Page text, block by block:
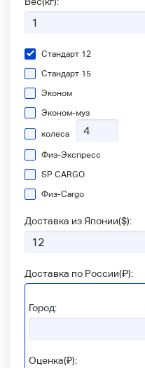
Стандарт 12
Стандарт 15
Эконом
Эконом-муз
колеса
Физ-Экспресс
SP CARGO
Физ-Сargo
Доставка из Японии($):
Доставка по России(₽):
Город:
Оценка(₽):